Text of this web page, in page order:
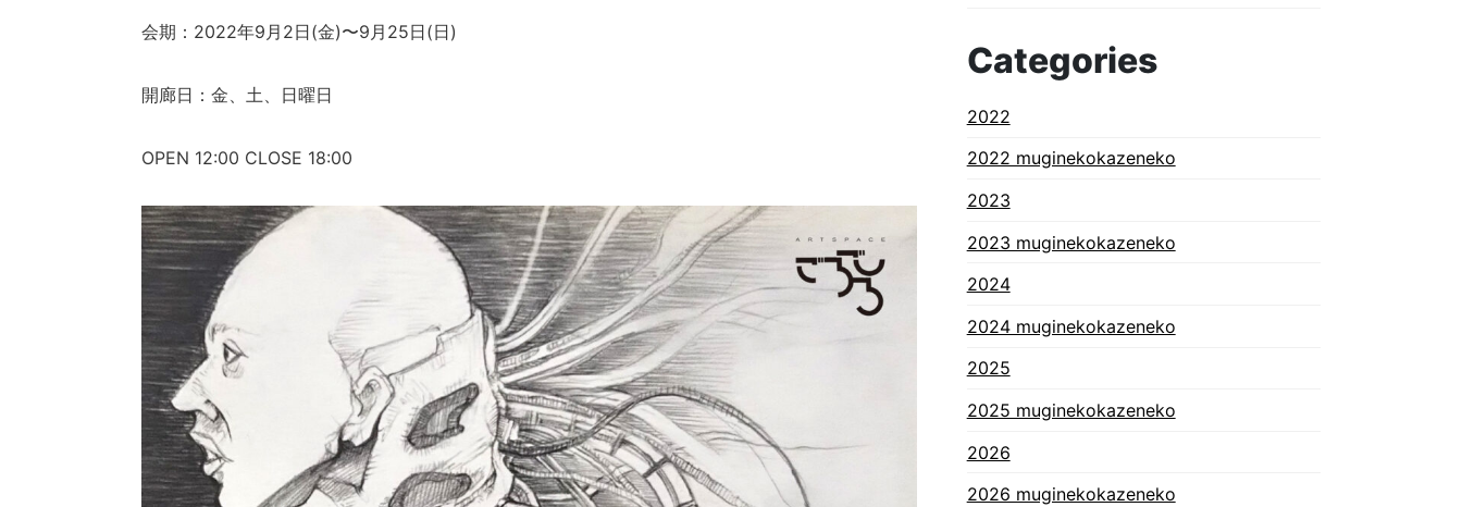
会期：2022年9月2日(金)〜9月25日(日)
開廊日：金、土、日曜日
OPEN 12:00 CLOSE 18:00
Categories
2022
2022 muginekokazeneko
2023
2023 muginekokazeneko
2024
2024 muginekokazeneko
2025
2025 muginekokazeneko
2026
2026 muginekokazeneko